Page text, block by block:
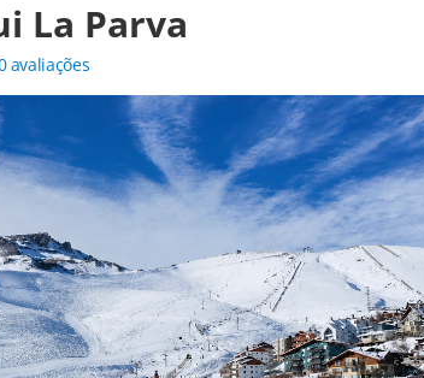
esta busca
La Parva
avaliações